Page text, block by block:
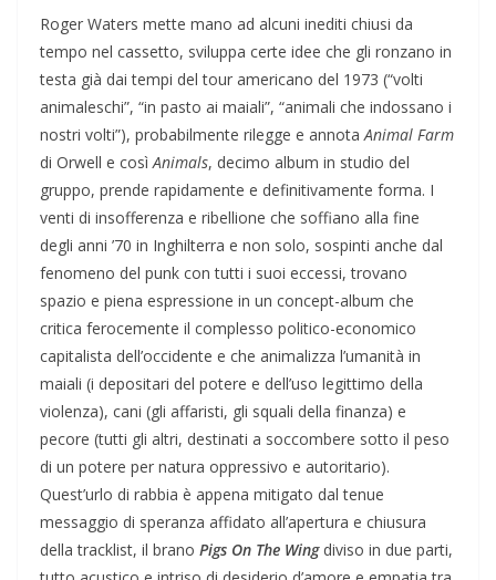
Roger Waters mette mano ad alcuni inediti chiusi da
tempo nel cassetto, sviluppa certe idee che gli ronzano in
testa già dai tempi del tour americano del 1973 (“volti
animaleschi”, “in pasto ai maiali”, “animali che indossano i
nostri volti”), probabilmente rilegge e annotaAnimal Farm
di Orwell e cosìAnimals, decimo album in studio del
gruppo, prende rapidamente e definitivamente forma. I
venti di insofferenza e ribellione che soffiano alla fine
degli anni ’70 in Inghilterra e non solo, sospinti anche dal
fenomeno del punk con tutti i suoi eccessi, trovano
spazio e piena espressione in un concept-album che
critica ferocemente il complesso politico-economico
capitalista dell’occidente e che animalizza l’umanità in
maiali (i depositari del potere e dell’uso legittimo della
violenza), cani (gli affaristi, gli squali della finanza) e
pecore (tutti gli altri, destinati a soccombere sotto il peso
di un potere per natura oppressivo e autoritario).
Quest’urlo di rabbia è appena mitigato dal tenue
messaggio di speranza affidato all’apertura e chiusura
della tracklist, il brano Pigs On The Wingdiviso in due parti,